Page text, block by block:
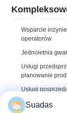
Wsparcie
operatorów
Jednoletnia
Usługi
planowanie
Usługi
techniczne
Suadas